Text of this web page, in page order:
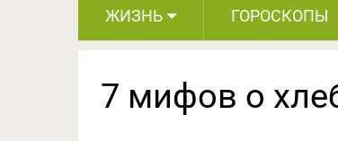
ЖИЗНЬ ГОРОСКОПЫ
7 мифов о